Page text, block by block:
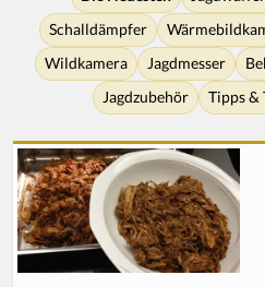
Schalldämpfer
Wildkamera
Jagdmesser
Jagdzubehör
Tipps &